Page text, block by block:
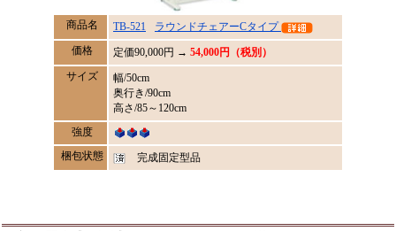
商品名 TB-521
ラウンドチェアーCタイプ
価格
定価90,000円 → 54,000円（税別）
サイズ
幅/50cm
奥行き/90cm
高さ/85～120cm
強度
梱包状態
完成固定型品